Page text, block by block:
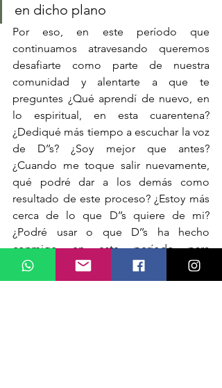
en dicho plano
Por eso, en este período que
continuamos atravesando queremos
desafiarte como parte de nuestra
comunidad y alentarte a que te
preguntes ¿Qué aprendí de nuevo, en
lo espiritual, en esta cuarentena?
¿Dediqué más tiempo a escuchar la voz
de D’’s? ¿Soy mejor que antes?
¿Cuando me toque salir nuevamente,
qué podré dar a los demás como
resultado de este proceso? ¿Estoy más
cerca de lo que D’’s quiere de mi?
¿Podré usar o que D’’s ha hecho
conmigo en este período para
bendecir a otros?